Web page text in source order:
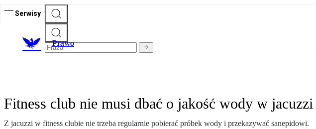
Serwisy
Prawo
Fitness club nie musi dbać o jakość wody w
Z jacuzzi w fitness clubie nie trzeba regularnie pobierać próbek wody i przekazywać sanepidowi.